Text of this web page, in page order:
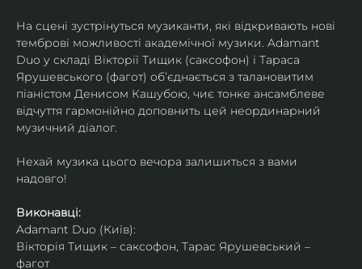
На сцені зустрінуться музиканти, які відкривають нові
темброві можливості академічної музики. Adamant
Duo у складі Вікторії Тищик (саксофон) і Тараса
Ярушевського (фагот) об’єднається з талановитим
піаністом Денисом Кашубою, чиє тонке ансамблеве
відчуття гармонійно доповнить цей неординарний
музичний діалог.
Нехай музика цього вечора залишиться з вами
надовго!
Виконавці:
Adamant Duo (Київ):
Вікторія Тищик – саксофон, Тарас Ярушевський –
фагот